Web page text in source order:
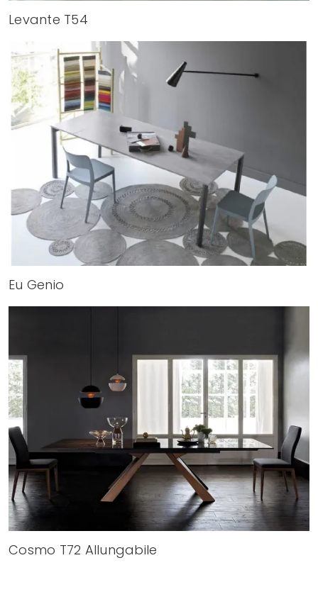
Levante T54
Eu Genio
Cosmo T72 Allungabile